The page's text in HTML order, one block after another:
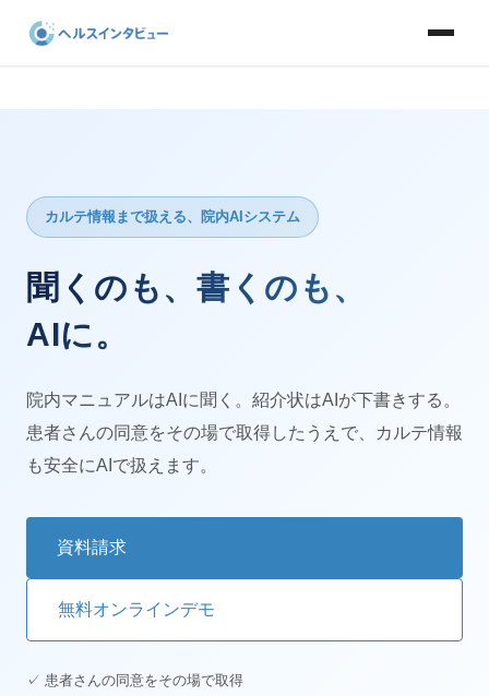
カルテ情報まで扱える、院内AIシステム
聞くのも、 書くのも、
AIに。
院内マニュアルはAIに聞く。紹介状はAIが下書きする。
患者さんの同意をその場で取得したうえで、カルテ情報
も安全にAIで扱えます。
資料請求
無料オンラインデモ
✓ 患者さんの同意をその場で取得